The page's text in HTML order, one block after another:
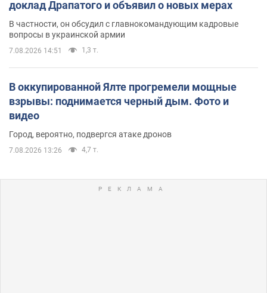
доклад Драпатого и объявил о новых мерах
В частности, он обсудил с главнокомандующим кадровые
вопросы в украинской армии
7.08.2026 14:51 1,3 т.
В оккупированной Ялте прогремели мощные
взрывы: поднимается черный дым. Фото и
видео
Город, вероятно, подвергся атаке дронов
7.08.2026 13:26 4,7 т.